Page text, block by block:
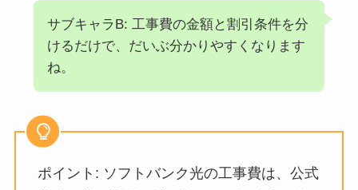
サブキャラB: 工事費の金額と割引条件を分
けるだけで、だいぶ分かりやすくなります
ね。
ポイント: ソフトバンク光の工事費は、公式